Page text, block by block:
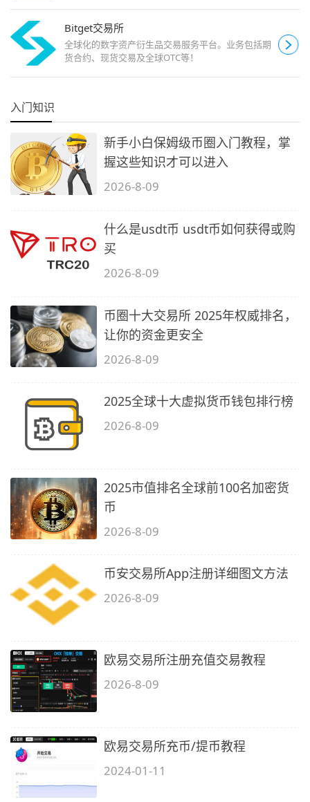
Bitget交易所
全球化的数字资产衍生品交易服务平台。业务包括期
货合约、现货交易及全球OTC等！
入门知识
新手小白保姆级币圈入门教程，掌
握这些知识才可以进入
2026-8-09
什么是usdt币 usdt币如何获得或购
买
2026-8-09
币圈十大交易所 2025年权威排名，
让你的资金更安全
2026-8-09
2025全球十大虚拟货币钱包排行榜
2026-8-09
2025市值排名全球前100名加密货
币
2026-8-09
币安交易所App注册详细图文方法
2026-8-09
欧易交易所注册充值交易教程
2026-8-09
欧易交易所充币/提币教程
2024-01-11